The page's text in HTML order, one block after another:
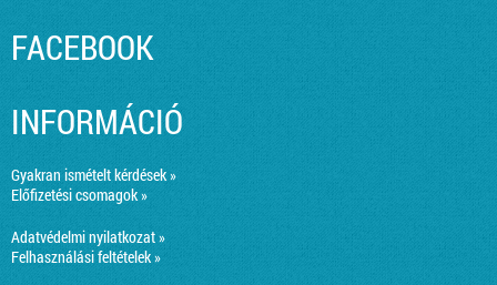
FACEBOOK
INFORMÁCIÓ
Gyakran ismételt kérdések »
Előfizetési csomagok »
Adatvédelmi nyilatkozat »
Felhasználási feltételek »